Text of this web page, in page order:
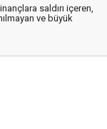
saldırı içeren,
ve büyük